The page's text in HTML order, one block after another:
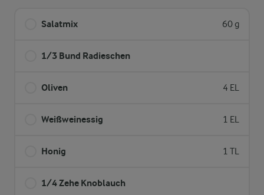
Salatmix 60 g
1/3 Bund Radieschen
Oliven 4 EL
Weißweinessig 1 EL
Honig 1 TL
1/4 Zehe Knoblauch